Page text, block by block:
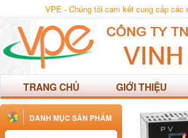
VPE - Chúng tôi cam kết cung cấp các
TRANG CHỦ GIỚI THIỆU
DANH MỤC SẢN PHẨM